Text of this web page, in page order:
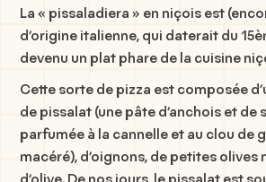
La « pissaladiera » en niçois est
d’origine italienne, qui daterait du
devenu un plat phare de la cuisine
Cette sorte de pizza est composée
de pissalat (une pâte d’anchois et de
parfumée à la cannelle et au clou de
macéré), d’oignons, de petites olives